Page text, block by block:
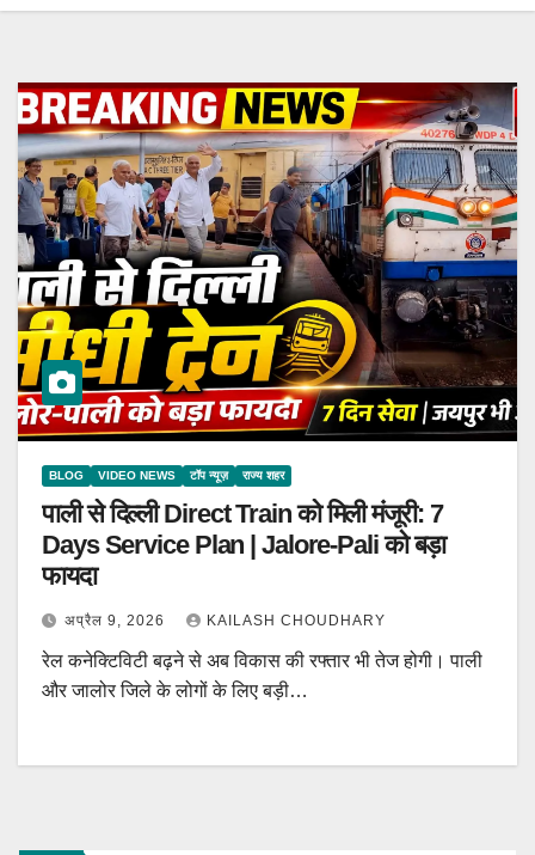
BLOG VIDEO NEWS टॉप न्यूज़ राज्य शहर
पाली से दिल्ली Direct Train को मिली मंजूरी: 7
Days Service Plan | Jalore-Pali को बड़ा
फायदा
अप्रैल 9, 2026 KAILASH CHOUDHARY
रेल कनेक्टिविटी बढ़ने से अब विकास की रफ्तार भी तेज होगी। पाली
और जालोर जिले के लोगों के लिए बड़ी…